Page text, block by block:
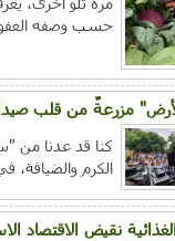
حسب وصفه
مزرعةٌ من قلب صيدا
كنا قد عدنا من
الكرم
نقيض الاقتصاد